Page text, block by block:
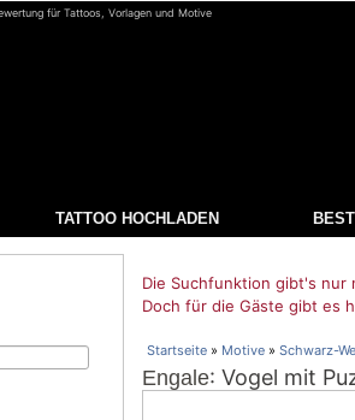
für Tattoos, Vorlagen und Motive
TATTOO HOCHLADEN
Die Suchfunktion gibt's nur
Doch für die Gäste gibt es
Startseite » Motive » Schwarz-
Engale: Vogel mit